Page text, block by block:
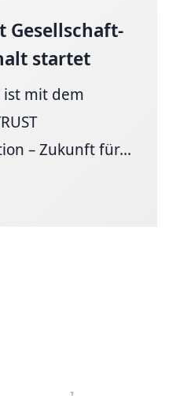
Gesellschaft­
startet
ist mit dem
– Zukunft für...